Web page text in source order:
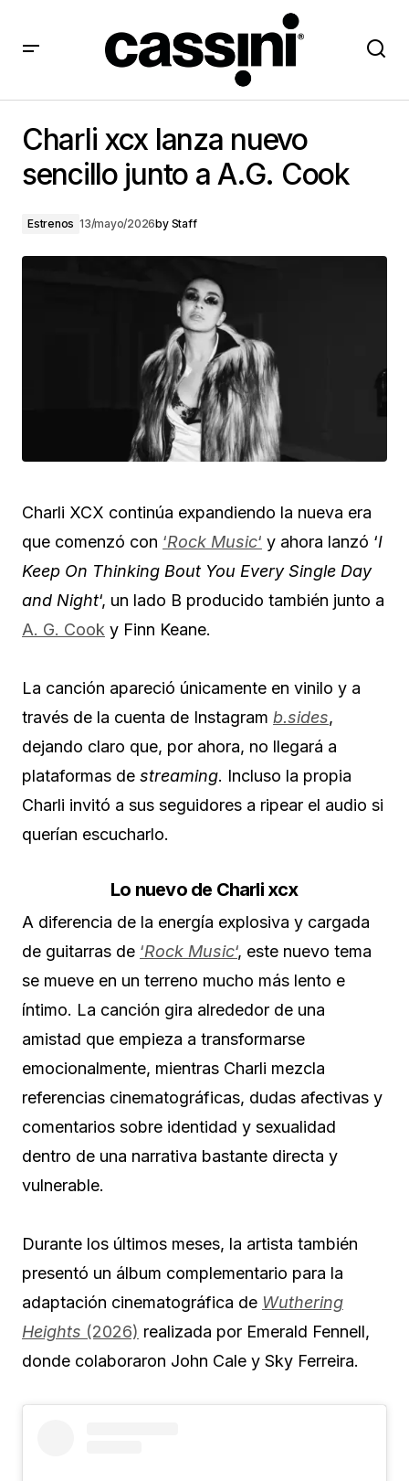
Charli xcx lanza nuevo
sencillo junto a A.G. Cook
Estrenos 13/mayo/2026by Staff
Charli XCX continúa expandiendo la nueva era
que comenzó con ‘Rock Music‘ y ahora lanzó ‘I
Keep On Thinking Bout You Every Single Day
and Night‘, un lado B producido también junto a
A. G. Cook y Finn Keane.
La canción apareció únicamente en vinilo y a
través de la cuenta de Instagram b.sides,
dejando claro que, por ahora, no llegará a
plataformas de streaming. Incluso la propia
Charli invitó a sus seguidores a ripear el audio si
querían escucharlo.
Lo nuevo de Charli xcx
A diferencia de la energía explosiva y cargada
de guitarras de ‘Rock Music‘, este nuevo tema
se mueve en un terreno mucho más lento e
íntimo. La canción gira alrededor de una
amistad que empieza a transformarse
emocionalmente, mientras Charli mezcla
referencias cinematográficas, dudas afectivas y
comentarios sobre identidad y sexualidad
dentro de una narrativa bastante directa y
vulnerable.
Durante los últimos meses, la artista también
presentó un álbum complementario para la
adaptación cinematográfica de Wuthering
Heights (2026) realizada por Emerald Fennell,
donde colaboraron John Cale y Sky Ferreira.